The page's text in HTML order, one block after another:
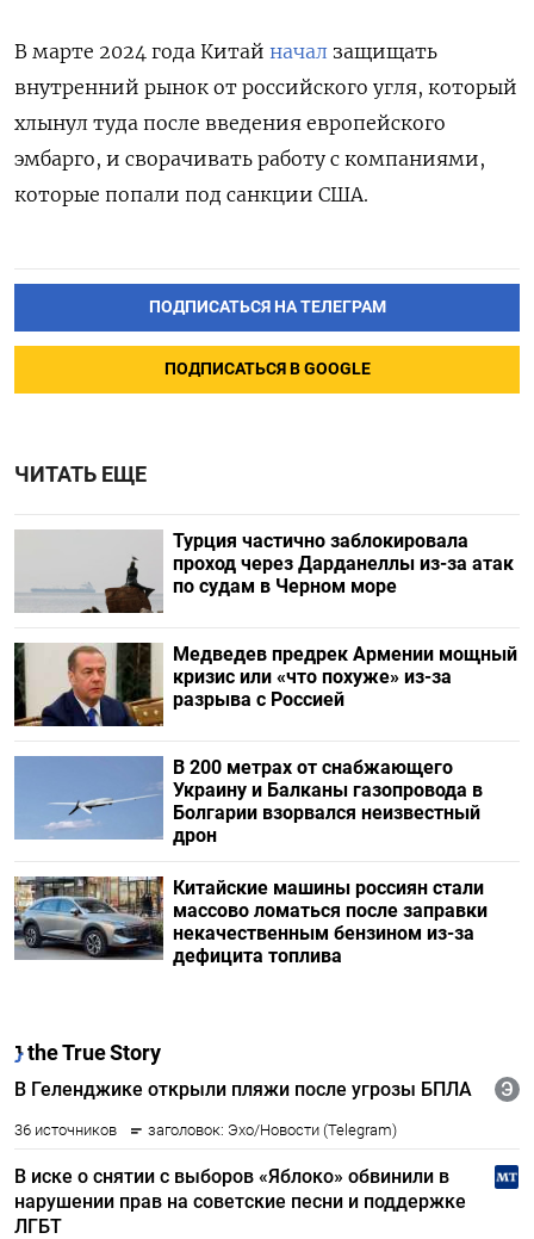
В марте 2024 года Китай начал защищать
внутренний рынок от российского угля, который
хлынул туда после введения европейского
эмбарго, и сворачивать работу с компаниями,
которые попали под санкции США.
ПОДПИСАТЬСЯ НА ТЕЛЕГРАМ
ПОДПИСАТЬСЯ В GOOGLE
ЧИТАТЬ ЕЩЕ
Турция частично заблокировала
проход через Дарданеллы из-за атак
по судам в Черном море
Медведев предрек Армении мощный
кризис или «что похуже» из-за
разрыва с Россией
В 200 метрах от снабжающего
Украину и Балканы газопровода в
Болгарии взорвался неизвестный
дрон
Китайские машины россиян стали
массово ломаться после заправки
некачественным бензином из-за
дефицита топлива